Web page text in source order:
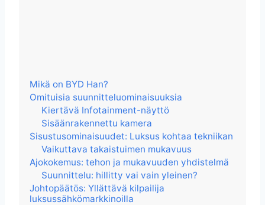
Mikä on BYD Han?
Omituisia suunnitteluominaisuuksia
Kiertävä Infotainment-näyttö
Sisäänrakennettu kamera
Sisustusominaisuudet: Luksus kohtaa tekniikan
Vaikuttava takaistuimen mukavuus
Ajokokemus: tehon ja mukavuuden yhdistelmä
Suunnittelu: hillitty vai vain yleinen?
Johtopäätös: Yllättävä kilpailija
luksussähkömarkkinoilla